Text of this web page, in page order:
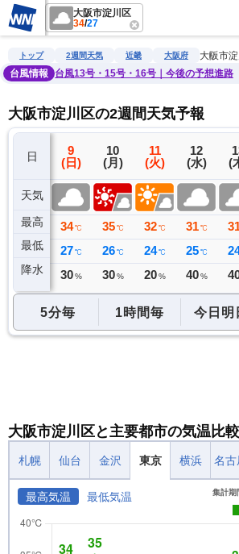
大阪市淀川区
34/27
雨雲レーダー 台風情報 地震情報 警報・
トップ 2週間天気 近畿 大阪府
大阪市
台風情報
台風13号・15号・16号｜今後の予想進路
大阪市淀川区の2週間天気予報
日
天気
最高
最低
降水
8
(土)
36 ℃
27 ℃
0 ミリ
9
(日)
34 ℃
27 ℃
30 %
10
(月)
35 ℃
26 ℃
30 %
11
(火)
32 ℃
24 ℃
20 %
12
(水)
31 ℃
25 ℃
40 %
(
5分毎 1時間毎 今日明
大阪市淀川区と主要都市の気温比較
札幌 仙台 金沢 東京 横浜 名古
最高気温 最低気温 集計期